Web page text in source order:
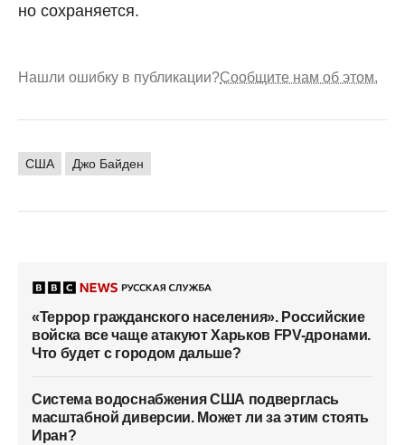
но сохраняется.
Нашли ошибку в публикации?Сообщите нам об этом.
США Джо Байден
«Террор гражданского населения». Российские
войска все чаще атакуют Харьков FPV-дронами.
Что будет с городом дальше?
Система водоснабжения США подверглась
масштабной диверсии. Может ли за этим стоять
Иран?